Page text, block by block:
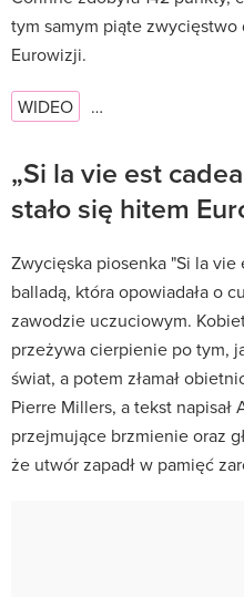
tym samym piąte
Eurowizji.
WIDEO …
„Si la vie est
stało się hitem
Zwycięska piosenka "Si la vie
balladą, która opowiadała o
zawodzie uczuciowym.
przeżywa cierpienie po tym,
świat, a potem złamał
Pierre Millers, a tekst napisał
przejmujące brzmienie oraz
że utwór zapadł w pamięć